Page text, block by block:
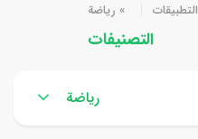
التطبيقات » رياضة
التصنيفات
رياضة